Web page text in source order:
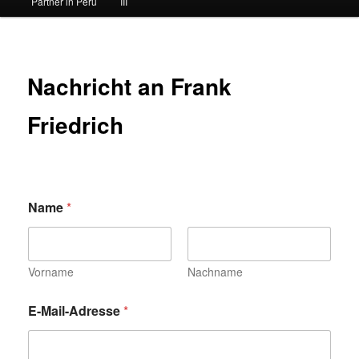
Nachricht an Frank
Friedrich
Name*
Vorname Nachname
E-Mail-Adresse*